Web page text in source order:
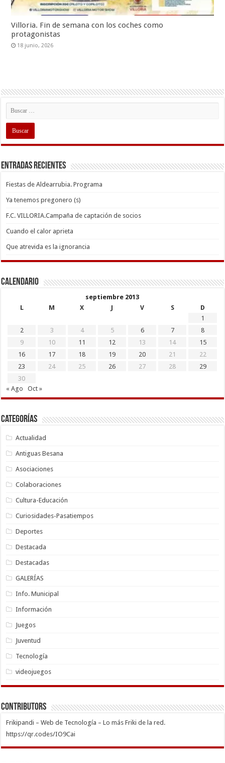
Villoria. Fin de semana con los coches como
protagonistas
18 junio, 2026
Entradas recientes
Fiestas de Aldearrubia. Programa
Ya tenemos pregonero (s)
F.C. VILLORIA.Campaña de captación de socios
Cuando el calor aprieta
Que atrevida es la ignorancia
Calendario
septiembre 2013
L
M X J V S
D
1
2
3 4 5 6 7
8
9
10 11 12 13 14
15
16
17 18 19 20 21
22
23
24 25 26 27 28
29
30
« Ago
Oct »
Categorías
Actualidad
Antiguas Besana
Asociaciones
Colaboraciones
Cultura-Educación
Curiosidades-Pasatiempos
Deportes
Destacada
Destacadas
GALERÍAS
Info. Municipal
Información
Juegos
Juventud
Tecnología
videojuegos
Contributors
Frikipandi – Web de Tecnología – Lo más Friki de la red.
https://qr.codes/IO9Cai